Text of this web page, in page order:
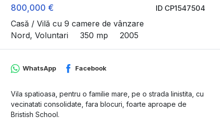
ID CP1547504
800,000 €
Casă / Vilă cu 9 camere de vânzare
Nord, Voluntari
350 mp 2005
WhatsApp Facebook
Vila spatioasa, pentru o familie mare, pe o strada linistita, cu
vecinatati consolidate, fara blocuri, foarte aproape de
Bristish School.